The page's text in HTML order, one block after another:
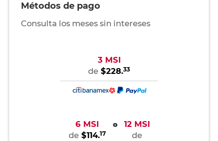
Métodos de pago
Consulta los meses sin intereses
3 MSI
de $228.33
6 MSI
de $114.17
o
12 MSI
de